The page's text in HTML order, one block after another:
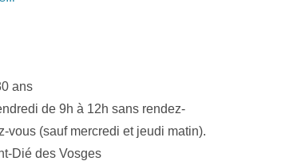
ans
de 9h à 12h sans rendez-
vous (sauf mercredi et jeudi matin).
Dié des Vosges